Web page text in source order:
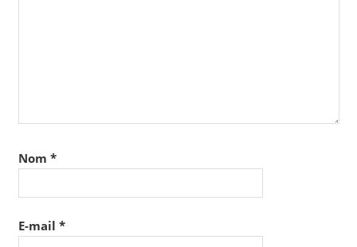
Nom *
E-mail *